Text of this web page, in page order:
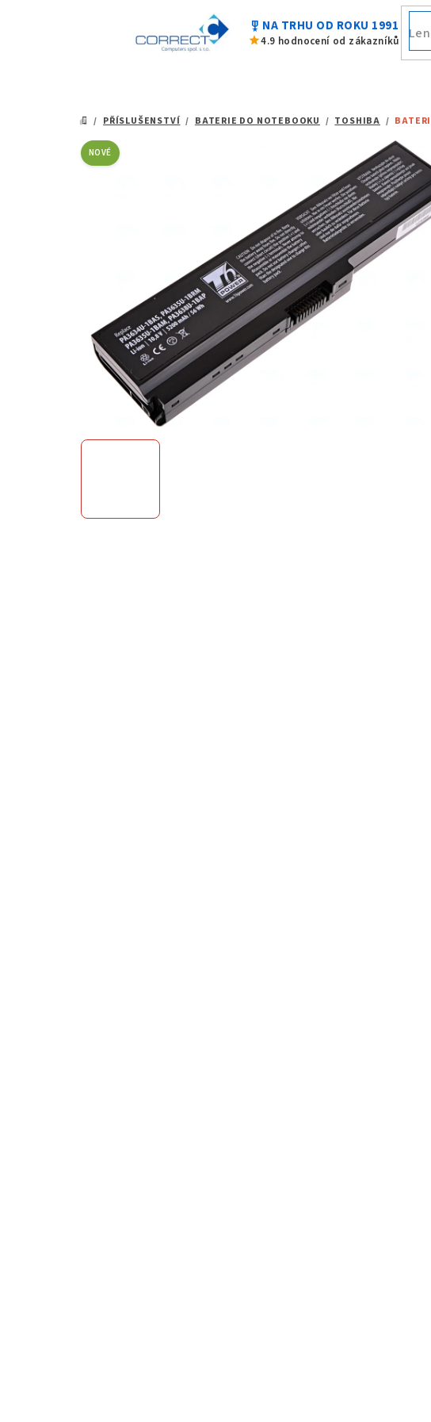
military_tech NA TRHU OD ROKU 1991
star4.9 hodnocení od zákazníků
DOMŮ
/ PŘÍSLUŠENSTVÍ / BATERIE DO NOTEBOOKU / TOSHIBA /
NOVÉ
hvězdiček.